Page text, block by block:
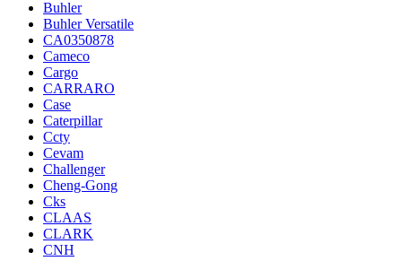
Buhler
Buhler Versatile
CA0350878
Cameco
Cargo
CARRARO
Case
Caterpillar
Ccty
Cevam
Challenger
Cheng-Gong
Cks
CLAAS
CLARK
CNH